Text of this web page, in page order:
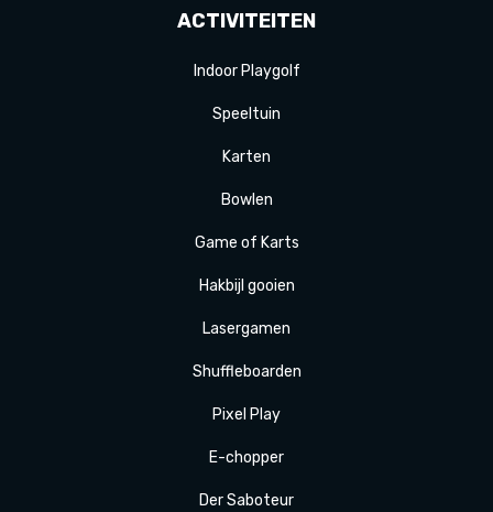
ACTIVITEITEN
Indoor Playgolf
Speeltuin
Karten
Bowlen
Game of Karts
Hakbijl gooien
Lasergamen
Shuffleboarden
Pixel Play
E-chopper
DerSaboteur